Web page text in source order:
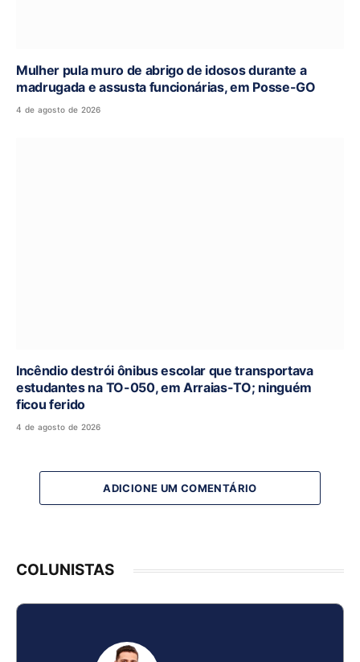
Mulher pula muro de abrigo de idosos durante a
madrugada e assusta funcionárias, em Posse-GO
4 de agosto de 2026
Incêndio destrói ônibus escolar que transportava
estudantes na TO-050, em Arraias-TO; ninguém
ficou ferido
4 de agosto de 2026
ADICIONE UM COMENTÁRIO
COLUNISTAS